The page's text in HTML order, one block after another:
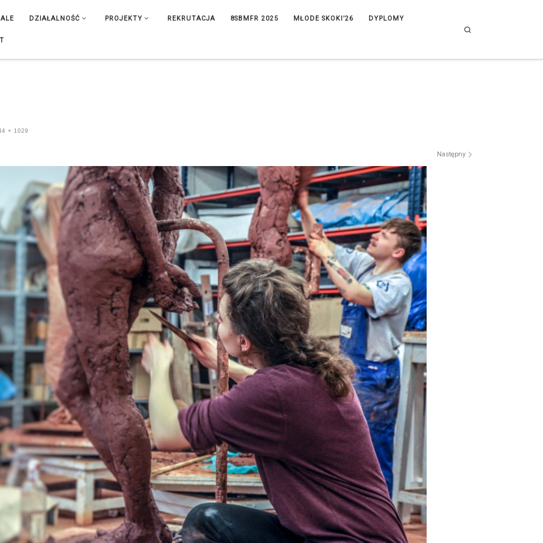
DZIAŁALNOŚĆ PROJEKTY REKRUTACJA 8SBMFR 2025 MŁODE SKOKI’26 DYPLOMY
× 1029
Następny